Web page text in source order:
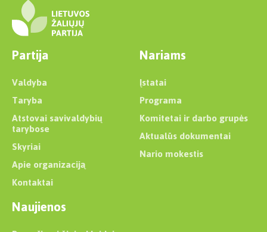
Partija
Valdyba
Taryba
Atstovai savivaldybių
tarybose
Skyriai
Apie organizaciją
Kontaktai
Nariams
Įstatai
Programa
Komitetai ir darbo grupės
Aktualūs dokumentai
Nario mokestis
Naujienos